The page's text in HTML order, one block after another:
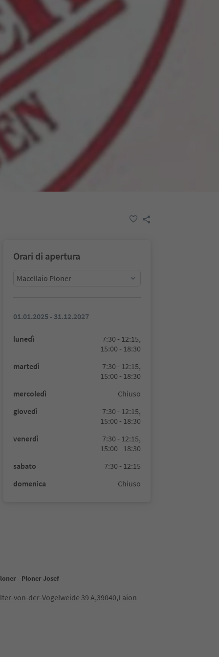
Orari di apertura
Macellaio Ploner
01.01.2025 - 31.12.2027
lunedì
7:30 - 12:15,
15:00 - 18:30
martedì
7:30 - 12:15,
15:00 - 18:30
mercoledì
Chiuso
giovedì
7:30 - 12:15,
15:00 - 18:30
venerdì
7:30 - 12:15,
15:00 - 18:30
sabato
7:30 - 12:15
domenica
Chiuso
- Ploner Josef
von-der-Vogelweide 39 A,39040,Laion